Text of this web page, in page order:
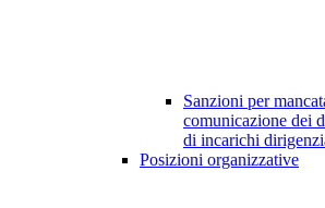
Sanzioni per
comunicazione dei
di incarichi
Posizioni organizzative